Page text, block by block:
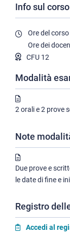
Info sul corso
Ore del corso
Ore dei
CFU 12
Modalità
2 orali e 2 prove
Note
Due prove e
le date di fine e
Registro
Accedi al